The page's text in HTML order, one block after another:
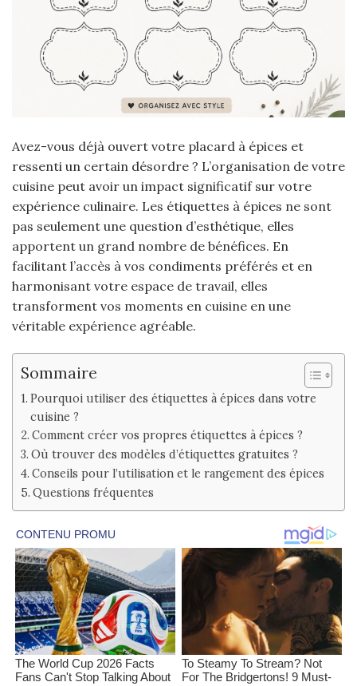
Avez-vous déjà ouvert votre placard à épices et
ressenti un certain désordre ? L’organisation de votre
cuisine peut avoir un impact significatif sur votre
expérience culinaire. Les étiquettes à épices ne sont
pas seulement une question d’esthétique, elles
apportent un grand nombre de bénéfices. En
facilitant l’accès à vos condiments préférés et en
harmonisant votre espace de travail, elles
transforment vos moments en cuisine en une
véritable expérience agréable.
Sommaire
Pourquoi utiliser des étiquettes à épices dans votre
cuisine ?
Comment créer vos propres étiquettes à épices ?
Où trouver des modèles d’étiquettes gratuites ?
Conseils pour l’utilisation et le rangement des épices
Questions fréquentes